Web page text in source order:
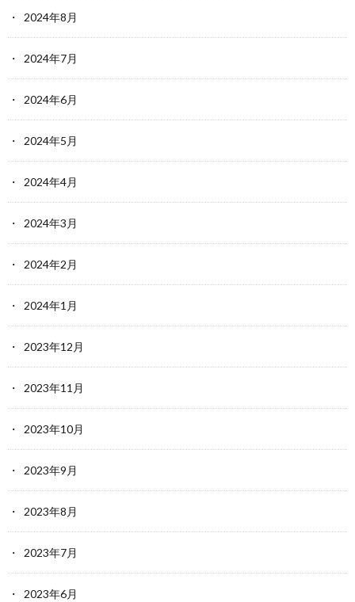
2024年8月
2024年7月
2024年6月
2024年5月
2024年4月
2024年3月
2024年2月
2024年1月
2023年12月
2023年11月
2023年10月
2023年9月
2023年8月
2023年7月
2023年6月